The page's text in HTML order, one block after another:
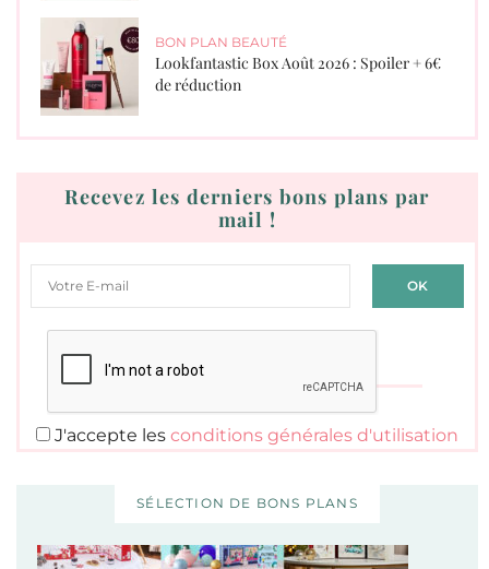
BON PLAN BEAUTÉ
Lookfantastic Box Août 2026 : Spoiler + 6€
de réduction
Recevez les derniers bons plans par
mail !
J'accepte les conditions générales d'utilisation
SÉLECTION DE BONS PLANS